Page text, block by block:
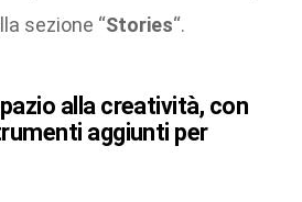
sezione “Stories“.
alla creatività, con
aggiunti per